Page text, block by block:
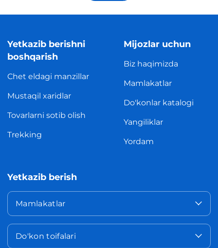
Yetkazib berishni
boshqarish
Chet eldagi manzillar
Mustaqil xaridlar
Tovarlarni sotib olish
Trekking
Mijozlar uchun
Biz haqimizda
Mamlakatlar
Do'konlar katalogi
Yangiliklar
Yordam
Yetkazib berish
Mamlakatlar
Do'kon toifalari